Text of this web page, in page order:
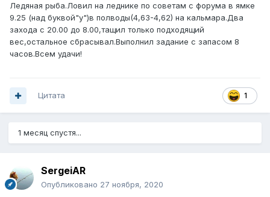
Ледяная рыба.Ловил на леднике по советам с форума в ямке
9.25 (над буквой"у")в полводы(4,63-4,62) на кальмара.Два
захода с 20.00 до 8.00,тащил только подходящий
вес,остальное сбрасывал.Выполнил задание с запасом 8
часов.Всем удачи!
1
Цитата
1 месяц спустя...
SergeiAR
Опубликовано 27 ноября, 2020